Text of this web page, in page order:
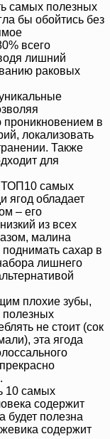
самых полезных
бы обойтись без
всего
лишний
раковых
проникновением в
локализовать
Также
для
ТОП10 самых
ягод обладает
– его
из всех
малина
сахар в
лишнего
плохие зубы,
полезных
не стоит (сок
эта ягода
10 самых
содержит
будет полезна
содержит